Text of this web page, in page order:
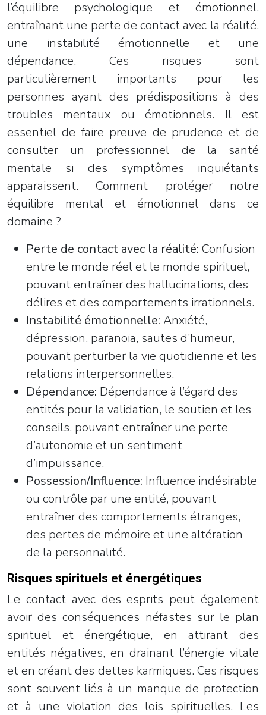
l’équilibre psychologique et émotionnel,
entraînant une perte de contact avec la réalité,
une instabilité émotionnelle et une
dépendance. Ces risques sont
particulièrement importants pour les
personnes ayant des prédispositions à des
troubles mentaux ou émotionnels. Il est
essentiel de faire preuve de prudence et de
consulter un professionnel de la santé
mentale si des symptômes inquiétants
apparaissent. Comment protéger notre
équilibre mental et émotionnel dans ce
domaine ?
Perte de contact avec la réalité: Confusion
entre le monde réel et le monde spirituel,
pouvant entraîner des hallucinations, des
délires et des comportements irrationnels.
Instabilité émotionnelle: Anxiété,
dépression, paranoïa, sautes d’humeur,
pouvant perturber la vie quotidienne et les
relations interpersonnelles.
Dépendance: Dépendance à l’égard des
entités pour la validation, le soutien et les
conseils, pouvant entraîner une perte
d’autonomie et un sentiment
d’impuissance.
Possession/Influence: Influence indésirable
ou contrôle par une entité, pouvant
entraîner des comportements étranges,
des pertes de mémoire et une altération
de la personnalité.
Risques spirituels et énergétiques
Le contact avec des esprits peut également
avoir des conséquences néfastes sur le plan
spirituel et énergétique, en attirant des
entités négatives, en drainant l’énergie vitale
et en créant des dettes karmiques. Ces risques
sont souvent liés à un manque de protection
et à une violation des lois spirituelles. Les